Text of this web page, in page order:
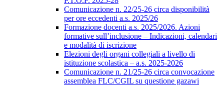
Comunicazione n. 22/25-26 circa disponibilità
per ore eccedenti a.s. 2025/26
Formazione docenti a.s. 2025/2026. Azioni
formative sull’inclusione – Indicazioni, calendari
e modalità di iscrizione
Elezioni degli organi collegiali a livello di
istituzione scolastica – a.s. 2025-2026
Comunicazione n. 21/25-26 circa convocazione
assemblea FLC/CGIL su questione gazawi